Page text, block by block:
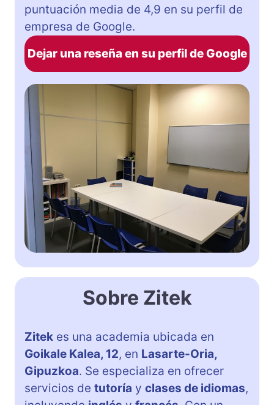
puntuación media de 4,9 en su perfil de
empresa de Google.
Dejar una reseña en su perfil de Google
Sobre Zitek
Zitek es una academia ubicada en
Goikale Kalea, 12, en Lasarte-Oria,
Gipuzkoa. Se especializa en ofrecer
servicios de tutoría y clases de idiomas,